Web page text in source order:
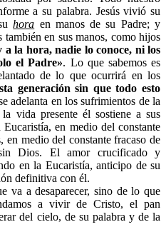
a su palabra. Jesús vivió su
hora en manos de su Padre; y
también en sus manos, como hijos
la hora, nadie lo conoce, ni los
el Padre». Lo que sabemos es
de lo que ocurrirá en los
generación sin que todo esto
adelanta en los sufrimientos de la
vida presente él sostiene a sus
en medio del constante
en medio del constante fracaso de
Dios. El amor crucificado y
en la Eucaristía, anticipo de su
definitiva con él.
va a desaparecer, sino de lo que
a vivir de Cristo, el pan
del cielo, de su palabra y de la